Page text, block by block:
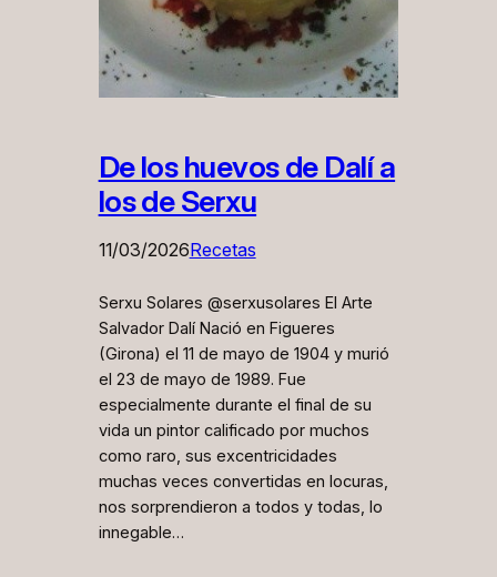
De los huevos de Dalí a
los de Serxu
11/03/2026Recetas
Serxu Solares @serxusolares El Arte
Salvador Dalí Nació en Figueres
(Girona) el 11 de mayo de 1904 y murió
el 23 de mayo de 1989. Fue
especialmente durante el final de su
vida un pintor calificado por muchos
como raro, sus excentricidades
muchas veces convertidas en locuras,
nos sorprendieron a todos y todas, lo
innegable…